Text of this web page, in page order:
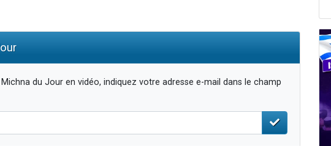
du Jour en vidéo, indiquez votre adresse e-mail dans le champ